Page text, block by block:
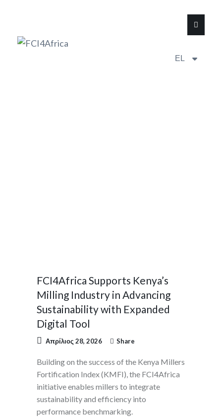
EL
FCI4Africa Supports Kenya’s
Milling Industry in Advancing
Sustainability with Expanded
Digital Tool
Απρίλιος 28, 2026 Share
Building on the success of the Kenya Millers
Fortification Index (KMFI), the FCI4Africa
initiative enables millers to integrate
sustainability and efficiency into
performance benchmarking.